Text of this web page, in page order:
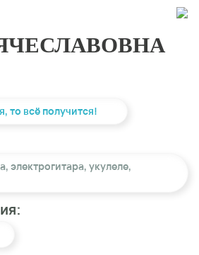
то всё получится!
, электрогитара, укулеле,